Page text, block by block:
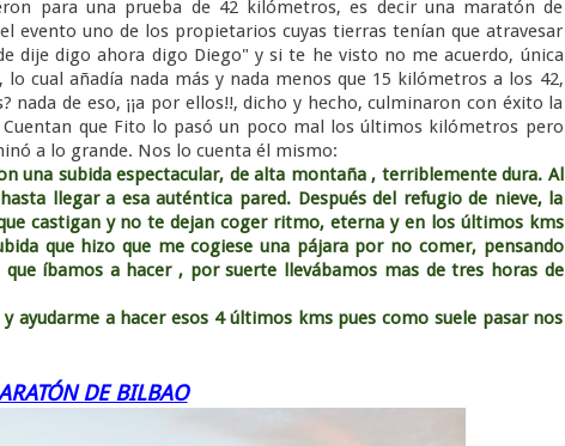
para una prueba de 42 kilómetros, es decir una maratón de
evento uno de los propietarios cuyas tierras tenían que atravesar
dije digo ahora digo Diego" y si te he visto no me acuerdo, única
cual añadía nada más y nada menos que 15 kilómetros a los 42,
nada de eso, ¡¡a por ellos!!, dicho y hecho, culminaron con éxito la
que Fito lo pasó un poco mal los últimos kilómetros pero
a lo grande. Nos lo cuenta él mismo:
una subida espectacular, de alta montaña , terriblemente dura. Al
llegar a esa auténtica pared. Después del refugio de nieve, la
castigan y no te dejan coger ritmo, eterna y en los últimos kms
que hizo que me cogiese una pájara por no comer, pensando
íbamos a hacer , por suerte llevábamos mas de tres horas de
a hacer esos 4 últimos kms pues como suele pasar nos
DE BILBAO